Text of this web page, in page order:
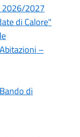
2026/2027
di Calore"
–
di